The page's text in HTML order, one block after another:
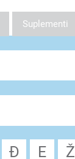
Suplementi
Đ E Ž